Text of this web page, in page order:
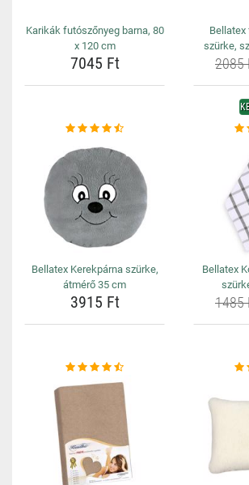
Karikák futószőnyeg barna, 80
x 120 cm
7045 Ft
szürke,
2085
Bellatex Kerekpárna szürke,
átmérő 35 cm
3915 Ft
Bellatex
1485